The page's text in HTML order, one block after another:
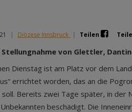
| Diözese Innsbruck | Teilen
Stellungnahme von Glettler,
Dienstag ist am Platz vor dem
errichtet worden, das an die
Bereits zwei Tage später, in der
beschädigt. Die